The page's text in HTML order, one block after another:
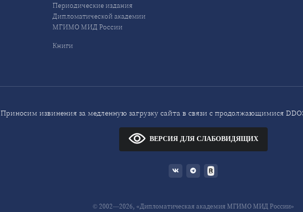
Периодические издания
Дипломатической академии
МГИМО МИД России
Книги
Приносим извинения за медленную загрузку сайта в связи с продолжающимися
ВЕРСИЯ ДЛЯ СЛАБОВИДЯЩИХ
© 2002—2026, «Дипломатическая академия МГИМО МИД России»